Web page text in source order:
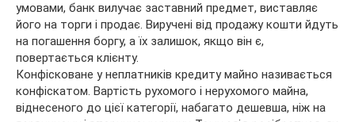
умовами, банк вилучає заставний предмет, виставляє
його на торги і продає. Виручені від продажу кошти йдуть
на погашення боргу, а їх залишок, якщо він є,
повертається клієнту.
Конфісковане у неплатників кредиту майно називається
конфіскатом. Вартість рухомого і нерухомого майна,
віднесеного до цієї категорії, набагато дешевша, ніж на